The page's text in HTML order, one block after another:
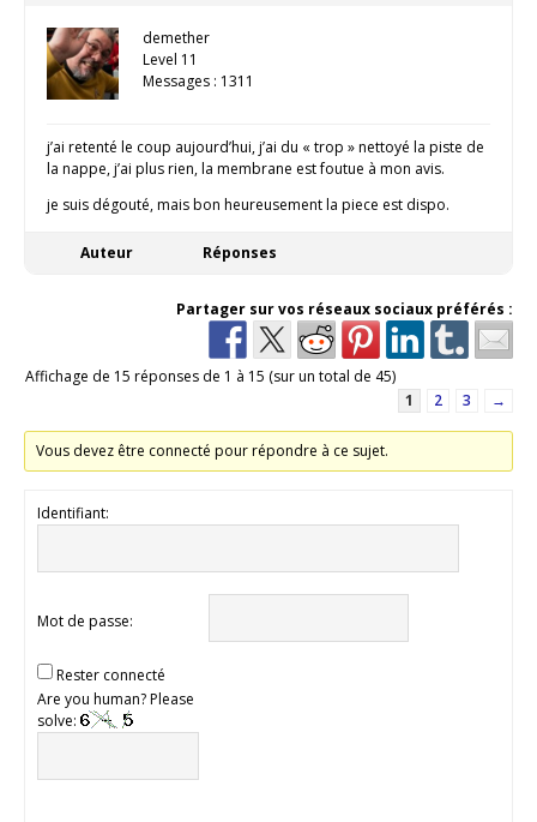
demether
Level 11
Messages : 1311
j’ai retenté le coup aujourd’hui, j’ai du « trop » nettoyé la piste de
la nappe, j’ai plus rien, la membrane est foutue à mon avis.
je suis dégouté, mais bon heureusement la piece est dispo.
Auteur Réponses
Partager sur vos réseaux sociaux préférés :
Affichage de 15 réponses de 1 à 15 (sur un total de 45)
1
2 3 →
Vous devez être connecté pour répondre à ce sujet.
Identifiant:
Mot de passe:
Rester connecté
Are you human? Please
solve: